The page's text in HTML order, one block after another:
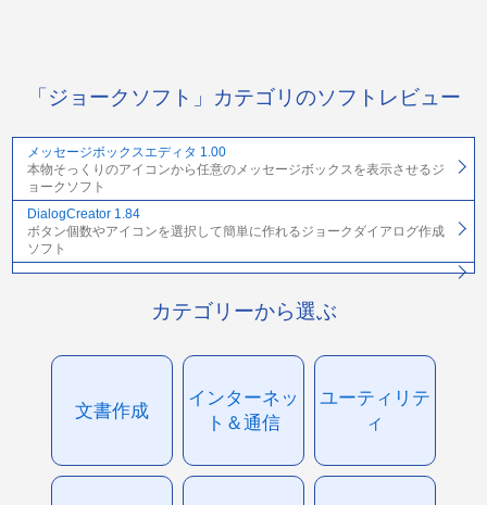
「ジョークソフト」カテゴリのソフトレビュー
メッセージボックスエディタ 1.00
本物そっくりのアイコンから任意のメッセージボックスを表示させるジ
ョークソフト
DialogCreator 1.84
ボタン個数やアイコンを選択して簡単に作れるジョークダイアログ作成
ソフト
カテゴリーから選ぶ
文書作成
インターネッ
ト＆通信
ユーティリテ
ィ